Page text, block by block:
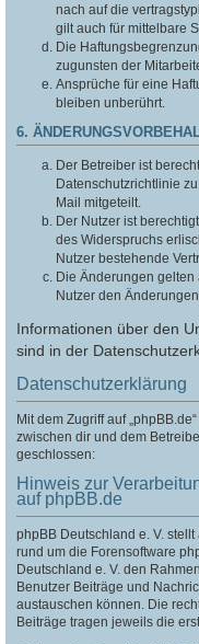
nach auf die
gilt auch für mittelbare
Die
zugunsten der
Ansprüche für eine
bleiben unberührt.
6.
Der Betreiber ist
Datenschutzrichtlinie
Mail mitgeteilt.
Der Nutzer ist
des Widerspruchs
Nutzer bestehende
Die Änderungen
Nutzer den
Informationen über den
sind in der
Datenschutzerklärung
Mit dem Zugriff auf
zwischen dir und dem
geschlossen:
Hinweis zur
auf phpBB.de
phpBB Deutschland e. V.
rund um die Forensoftware
Deutschland e. V. den
Benutzer Beiträge und
austauschen können. Die
Beiträge tragen jeweils die